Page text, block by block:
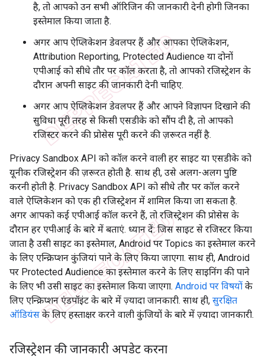
है, तो आपको उन सभी ऑरिजिन की जानकारी देनी होगी जिनका
इस्तेमाल किया जाता है.
अगर आप ऐप्लिकेशन डेवलपर हैं और आपका ऐप्लिकेशन,
Attribution Reporting, Protected Audience या दोनों
एपीआई को सीधे तौर पर कॉल करता है, तो आपको रजिस्ट्रेशन के
दौरान अपनी साइट की जानकारी देनी चाहिए.
अगर आप ऐप्लिकेशन डेवलपर हैं और आपने विज्ञापन दिखाने की
सुविधा पूरी तरह से किसी एसडीके को सौंप दी है, तो आपको
रजिस्टर करने की प्रोसेस पूरी करने की ज़रूरत नहीं है.
Privacy Sandbox API को कॉल करने वाली हर साइट या एसडीके को
यूनीक रजिस्ट्रेशन की ज़रूरत होती है. साथ ही, उसे अलग-अलग पुष्टि
करनी होती है. Privacy Sandbox API को सीधे तौर पर कॉल करने
वाले ऐप्लिकेशन को एक ही रजिस्ट्रेशन में शामिल किया जा सकता है.
अगर आपको कई एपीआई कॉल करने हैं, तो रजिस्ट्रेशन की प्रोसेस के
दौरान हर एपीआई के बारे में बताएं. ध्यान दें: जिस साइट से रजिस्टर किया
जाता है उसी साइट का इस्तेमाल, Android पर Topics का इस्तेमाल करने
के लिए एन्क्रिप्शन कुंजियां पाने के लिए किया जाएगा. साथ ही, Android
पर Protected Audience का इस्तेमाल करने के लिए साइनिंग की पाने
के लिए भी उसी साइट का इस्तेमाल किया जाएगा. Android पर विषयों के
लिए एन्क्रिप्शन एंडपॉइंट के बारे में ज़्यादा जानकारी. साथ ही, सुरक्षित
ऑडियंसके लिए हस्ताक्षर करने वाली कुंजियों के बारे में ज़्यादा जानकारी.
रजिस्ट्रेशन की जानकारी अपडेट करना